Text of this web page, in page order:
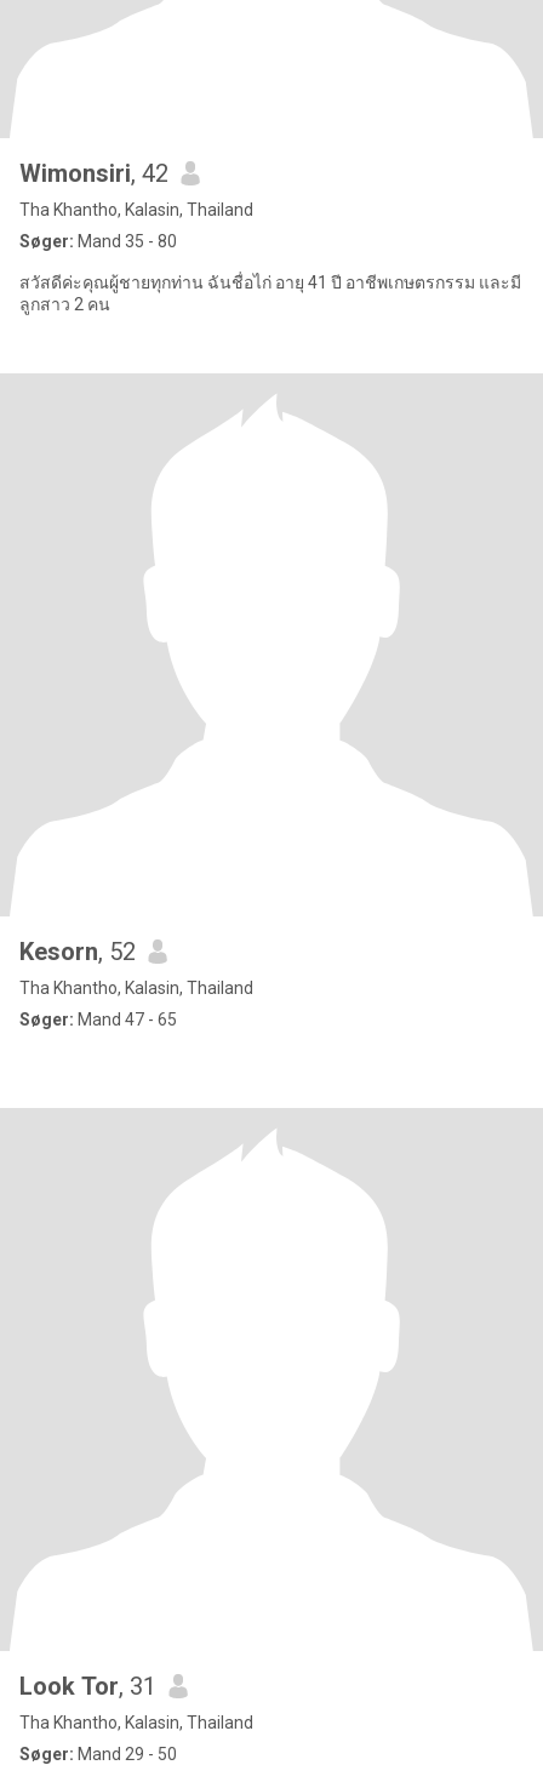
Wimonsiri, 42
Tha Khantho, Kalasin, Thailand
Søger: Mand 35 - 80
สวัสดีค่ะคุณผู้ชายทุกท่าน ฉันชื่อไก่ อายุ 41 ปี อาชีพเกษตรกรรม และมี
ลูกสาว 2 คน
Kesorn, 52
Tha Khantho, Kalasin, Thailand
Søger: Mand 47 - 65
Look Tor, 31
Tha Khantho, Kalasin, Thailand
Søger: Mand 29 - 50